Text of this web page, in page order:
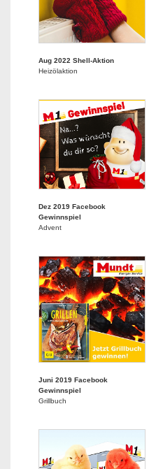
Aug 2022 Shell-Aktion
Heizölaktion
Dez 2019 Facebook
Gewinnspiel
Advent
Juni 2019 Facebook
Gewinnspiel
Grillbuch